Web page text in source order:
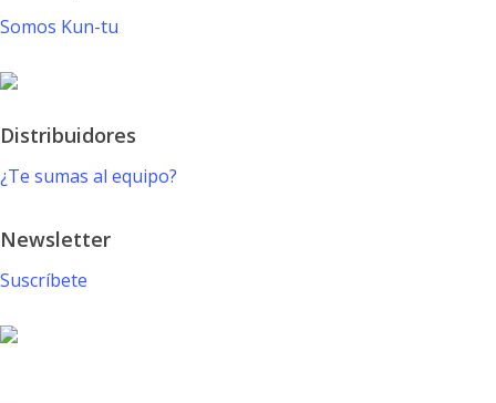
Somos Kun-tu
Distribuidores
¿Te sumas al equipo?
Newsletter
Suscríbete